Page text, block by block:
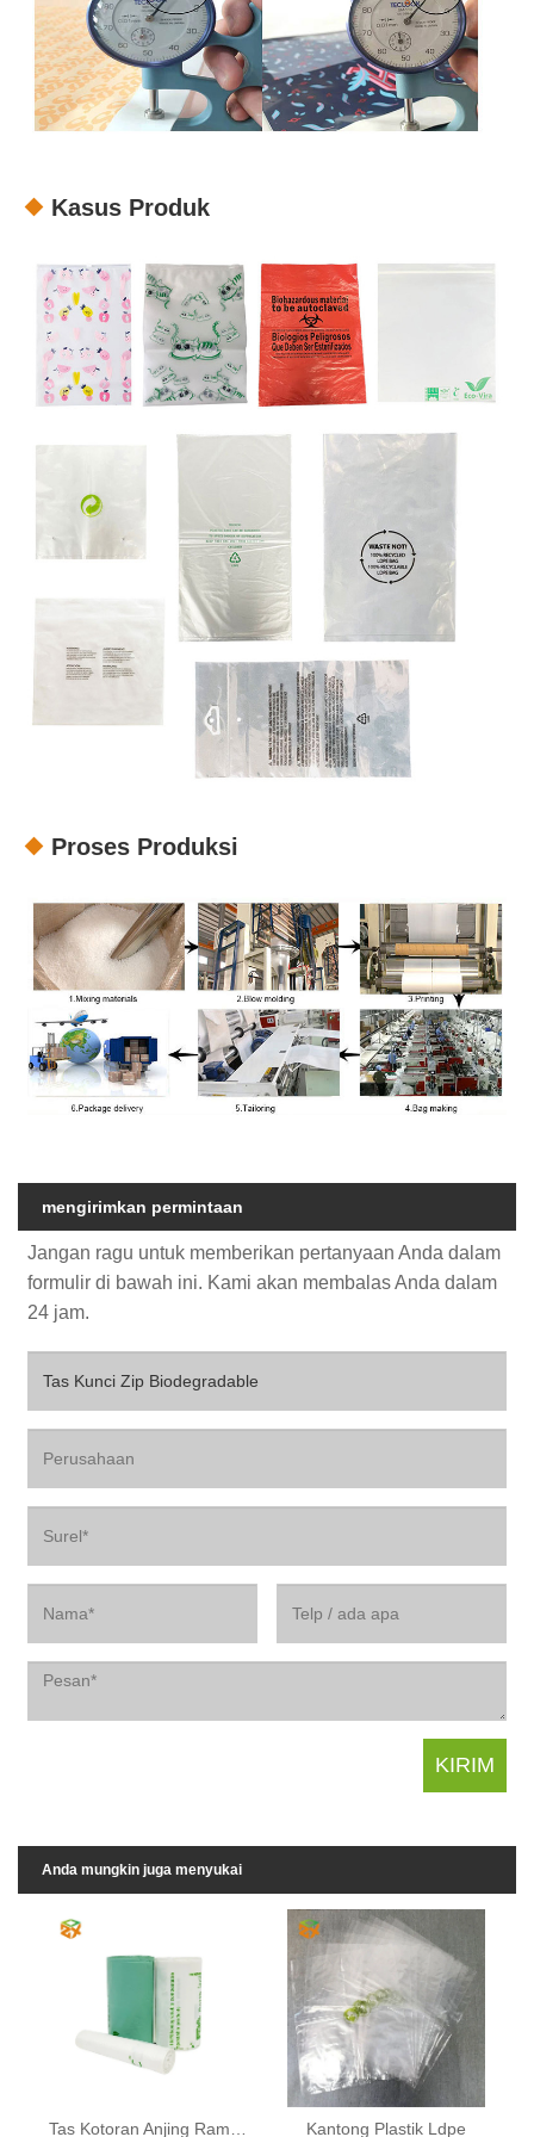
Kasus Produk
Proses Produksi
mengirimkan permintaan
Jangan ragu untuk memberikan pertanyaan Anda dalam
formulir di bawah ini. Kami akan membalas Anda dalam
24 jam.
Anda mungkin juga menyukai
Kantong Plastik Ldpe